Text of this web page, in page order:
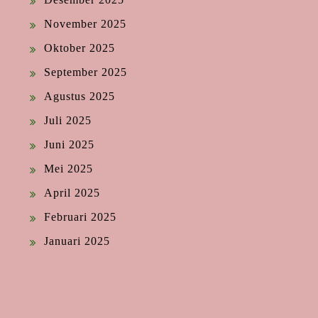
November 2025
Oktober 2025
September 2025
Agustus 2025
Juli 2025
Juni 2025
Mei 2025
April 2025
Februari 2025
Januari 2025